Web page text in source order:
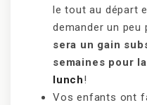
le tout au départ
demander un peu
sera un gain
semaines pour
lunch!
Vos enfants ont